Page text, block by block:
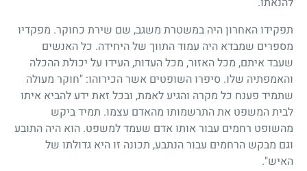
תפקידו האחרון היה במשטרת משגב, שם שירת כחוקר. מפקדיו
מספרים שמבדא היה עמוד התווך של היחידה. כל האנשים
שעבד איתם, מכל האזור, מכל העדות, העידו על יכולת ההכלה
והאמפתיה שלו. סיפרו השופטים אשר הכירוהו: "חוקר מעולה
שתמיד פענח כל מקרה והגיע לאמת, ובכל זאת ידע להביא איתו
לבית המשפט את התרשמותו מהאדם עצמו. תמיד ביקש
מהשופט רחמים עבור אותו אדם שעמד למשפט. הוא היה התובע
וגם מבקש הרחמים עבור הנתבע, תכונה זו היא גדולתו של
האיש".